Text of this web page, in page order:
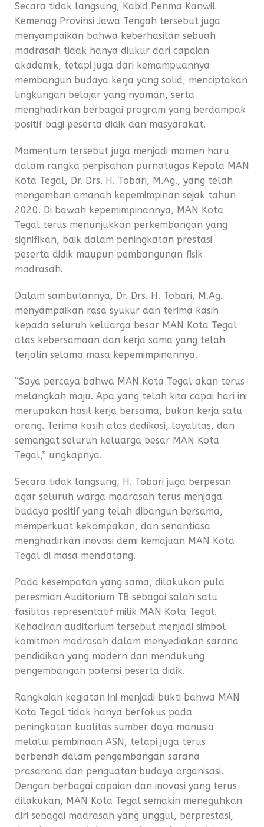
Secara tidak langsung, Kabid Penma Kanwil
Kemenag Provinsi Jawa Tengah tersebut juga
menyampaikan bahwa keberhasilan sebuah
madrasah tidak hanya diukur dari capaian
akademik, tetapi juga dari kemampuannya
membangun budaya kerja yang solid, menciptakan
lingkungan belajar yang nyaman, serta
menghadirkan berbagai program yang berdampak
positif bagi peserta didik dan masyarakat.
Momentum tersebut juga menjadi momen haru
dalam rangka perpisahan purnatugas Kepala MAN
Kota Tegal, Dr. Drs. H. Tobari, M.Ag., yang telah
mengemban amanah kepemimpinan sejak tahun
2020. Di bawah kepemimpinannya, MAN Kota
Tegal terus menunjukkan perkembangan yang
signifikan, baik dalam peningkatan prestasi
peserta didik maupun pembangunan fisik
madrasah.
Dalam sambutannya, Dr. Drs. H. Tobari, M.Ag.
menyampaikan rasa syukur dan terima kasih
kepada seluruh keluarga besar MAN Kota Tegal
atas kebersamaan dan kerja sama yang telah
terjalin selama masa kepemimpinannya.
“Saya percaya bahwa MAN Kota Tegal akan terus
melangkah maju. Apa yang telah kita capai hari ini
merupakan hasil kerja bersama, bukan kerja satu
orang. Terima kasih atas dedikasi, loyalitas, dan
semangat seluruh keluarga besar MAN Kota
Tegal,” ungkapnya.
Secara tidak langsung, H. Tobari juga berpesan
agar seluruh warga madrasah terus menjaga
budaya positif yang telah dibangun bersama,
memperkuat kekompakan, dan senantiasa
menghadirkan inovasi demi kemajuan MAN Kota
Tegal di masa mendatang.
Pada kesempatan yang sama, dilakukan pula
peresmian Auditorium TB sebagai salah satu
fasilitas representatif milik MAN Kota Tegal.
Kehadiran auditorium tersebut menjadi simbol
komitmen madrasah dalam menyediakan sarana
pendidikan yang modern dan mendukung
pengembangan potensi peserta didik.
Rangkaian kegiatan ini menjadi bukti bahwa MAN
Kota Tegal tidak hanya berfokus pada
peningkatan kualitas sumber daya manusia
melalui pembinaan ASN, tetapi juga terus
berbenah dalam pengembangan sarana
prasarana dan penguatan budaya organisasi.
Dengan berbagai capaian dan inovasi yang terus
dilakukan, MAN Kota Tegal semakin meneguhkan
diri sebagai madrasah yang unggul, berprestasi,